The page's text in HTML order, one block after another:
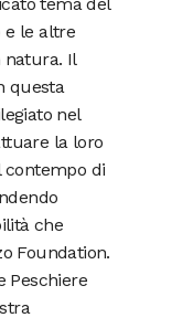
e le altre
natura. Il
questa
nel
la loro
contempo di
che
Foundation.
Peschiere